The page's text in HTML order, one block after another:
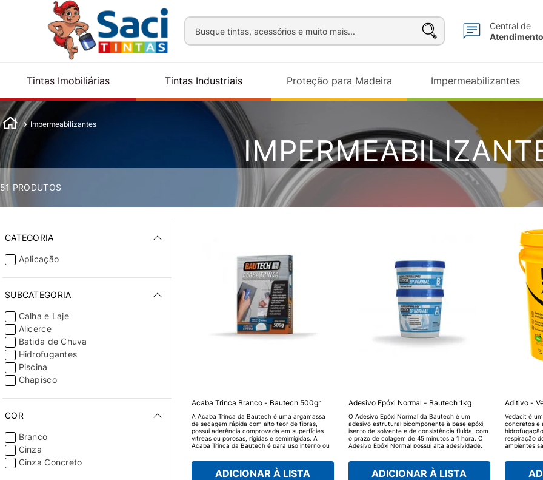
Busque tintas, acessórios e muito mais...
Central de
Atendimento
Tintas Imobiliárias Tintas Industriais Proteção para Madeira Impermeabilizantes
Impermeabilizantes
51 PRODUTOS
CATEGORIA
Aplicação
SUBCATEGORIA
Calha e Laje
Alicerce
Batida de Chuva
Hidrofugantes
Piscina
Chapisco
COR
Branco
Cinza
Cinza Concreto
Acaba Trinca Branco - Bautech 500gr
A Acaba Trinca da Bautech é uma argamassa
de secagem rápida com alto teor de fibras,
possui aderência comprovada em superfícies
vítreas ou porosas, rígidas e semirrígidas. A
Acaba Trinca da Bautech é para uso interno ou
resinas, também permite recobrimentos
acrílicos após 3 horas da sua aplicação, mas
para epóxi ou poliuretano deve-se aguardar 24
ADICIONAR À LISTA
Adesivo Epóxi Normal - Bautech 1kg
O Adesivo Epóxi Normal da Bautech é um
adesivo estrutural bicomponente à base epóxi,
isento de solvente e de consistência fluída, com
o prazo de colagem de 45 minutos a 1 hora. O
Adesivo Epóxi Normal possui alta adesividade,
aplicação, pois é pré dosado, também é
impermeável à água e ao óleo. Liberação em 24
horas. O Adesivo Epóxi Normal da Bautech pode
ADICIONAR À LISTA
Aditivo -
Vedacit é
concretos e
respiração
ambientes